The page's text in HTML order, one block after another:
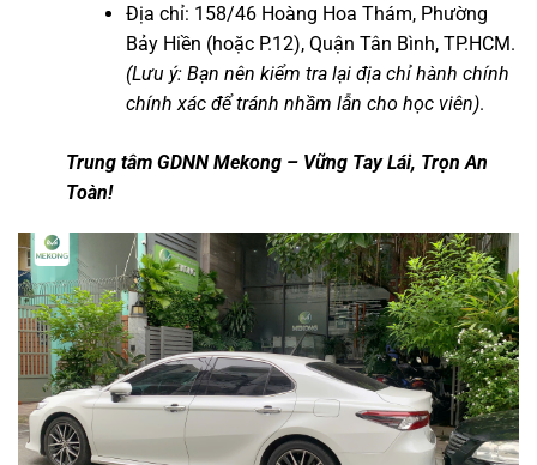
Địa chỉ: 158/46 Hoàng Hoa Thám, Phường
Bảy Hiền (hoặc P.12), Quận Tân Bình, TP.HCM.
(Lưu ý: Bạn nên kiểm tra lại địa chỉ hành chính
chính xác để tránh nhầm lẫn cho học viên).
Trung tâm GDNN Mekong – Vững Tay Lái, Trọn An
Toàn!